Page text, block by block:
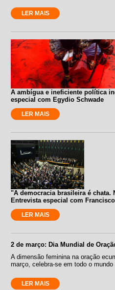
LER MAIS
A ambígua e ineficiente política
especial com Egydio Schwade
LER MAIS
"A democracia brasileira é chata.
Entrevista especial com
LER MAIS
2 de março: Dia Mundial de
A dimensão feminina na oração
março, celebra-se em todo o
LER MAIS